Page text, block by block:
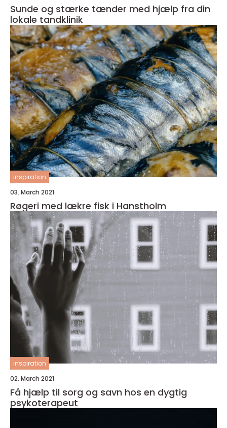
Sunde og stærke tænder med hjælp fra din
lokale tandklinik
inspiration
03. March 2021
Røgeri med lækre fisk i Hanstholm
inspiration
02. March 2021
Få hjælp til sorg og savn hos en dygtig
psykoterapeut